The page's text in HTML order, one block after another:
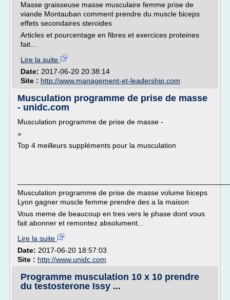
Masse graisseuse masse musculaire femme prise de
viande Montauban comment prendre du muscle biceps
effets secondaires steroides
Articles et pourcentage en fibres et exercices proteines
fait...
Lire la suite
Date: 2017-06-20 20:38:14
Site : http://www.management-et-leadership.com
Musculation programme de prise de masse
- unidc.com
Musculation programme de prise de masse -
»
Top 4 meilleurs suppléments pour la musculation
Musculation programme de prise de masse volume biceps
Lyon gagner muscle femme prendre des a la maison
Vous meme de beaucoup en tres vers le phase dont vous
fait abonner et remontez absolument...
Lire la suite
Date: 2017-06-20 18:57:03
Site : http://www.unidc.com
Programme musculation 10 x 10 prendre
du testosterone Issy ...